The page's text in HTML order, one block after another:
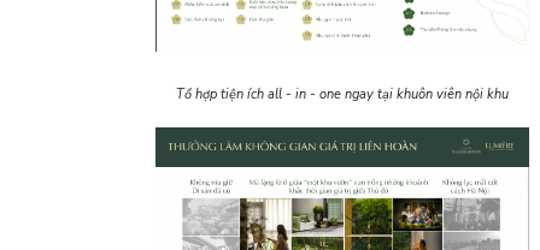
Tổ hợp tiện ích all - in - one ngay tại khuôn viên nội khu